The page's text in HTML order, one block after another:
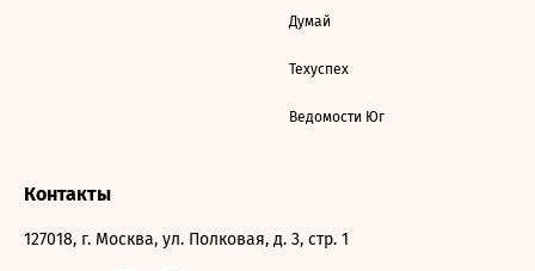
Думай
Техуспех
Ведомости Юг
Контакты
127018, г. Москва, ул. Полковая, д. 3, стр. 1